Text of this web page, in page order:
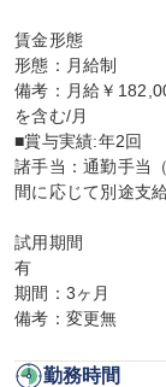
賃金形態
形態：月給制
備考：月給￥
を含む/月
■賞与実績:年2回
諸手当：通勤手当
間に応じて別途支給
試用期間
有
期間：3ヶ月
備考：変更無
勤務時間